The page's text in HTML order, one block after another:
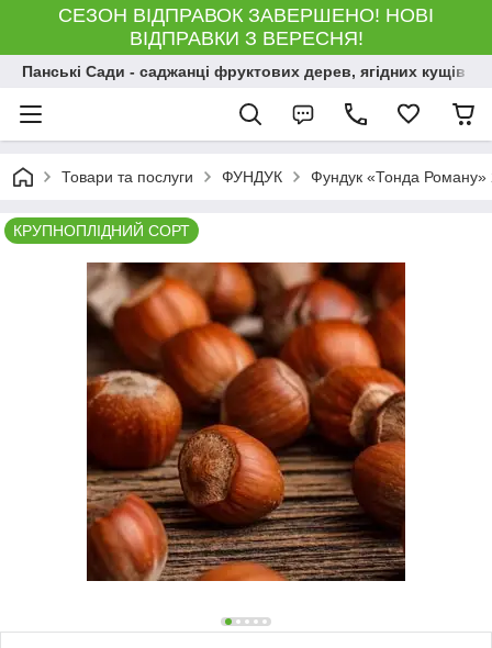
СЕЗОН ВІДПРАВОК ЗАВЕРШЕНО! НОВІ
ВІДПРАВКИ З ВЕРЕСНЯ!
Панські Сади - саджанці фруктових дерев, ягідних кущів і
Товари та послуги ФУНДУК Фундук «Тонда Роману»
КРУПНОПЛІДНИЙ СОРТ